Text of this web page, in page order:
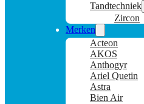
Tandtechniek
Zircon
Merken
Acteon
AKOS
Anthogyr
Ariel Quetin
Astra
Bien Air